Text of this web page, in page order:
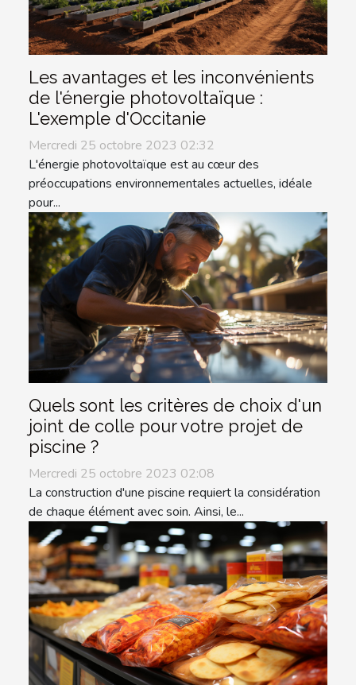
Les avantages et les inconvénients
de l'énergie photovoltaïque :
L'exemple d'Occitanie
Mercredi 25 octobre 2023 02:32
L'énergie photovoltaïque est au cœur des
préoccupations environnementales actuelles, idéale
pour...
Quels sont les critères de choix d'un
joint de colle pour votre projet de
piscine ?
Mercredi 25 octobre 2023 02:08
La construction d'une piscine requiert la considération
de chaque élément avec soin. Ainsi, le...